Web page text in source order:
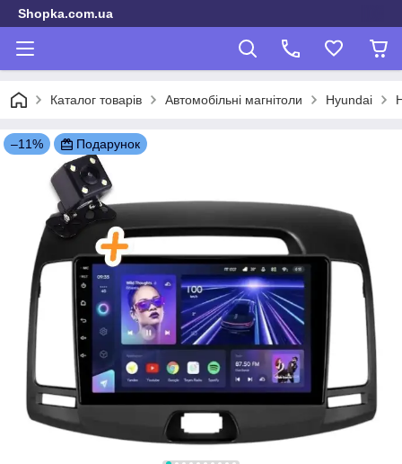
Shopka.com.ua
Каталог товарів Автомобільні магнітоли Hyundai
–11% Подарунок